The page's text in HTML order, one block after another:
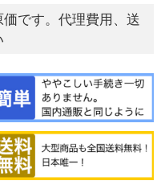
です。代理費用、送